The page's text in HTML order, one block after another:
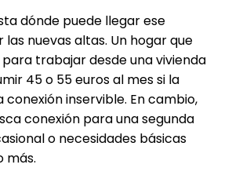
dónde puede llegar ese
nuevas altas. Un hogar que
trabajar desde una vivienda
45 o 55 euros al mes si la
inservible. En cambio,
conexión para una segunda
o necesidades básicas
más.